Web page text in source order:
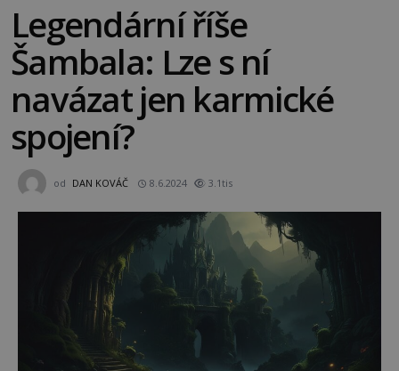
Legendární říše
Šambala: Lze s ní
navázat jen karmické
spojení?
od DAN KOVÁČ 8.6.2024 3.1tis